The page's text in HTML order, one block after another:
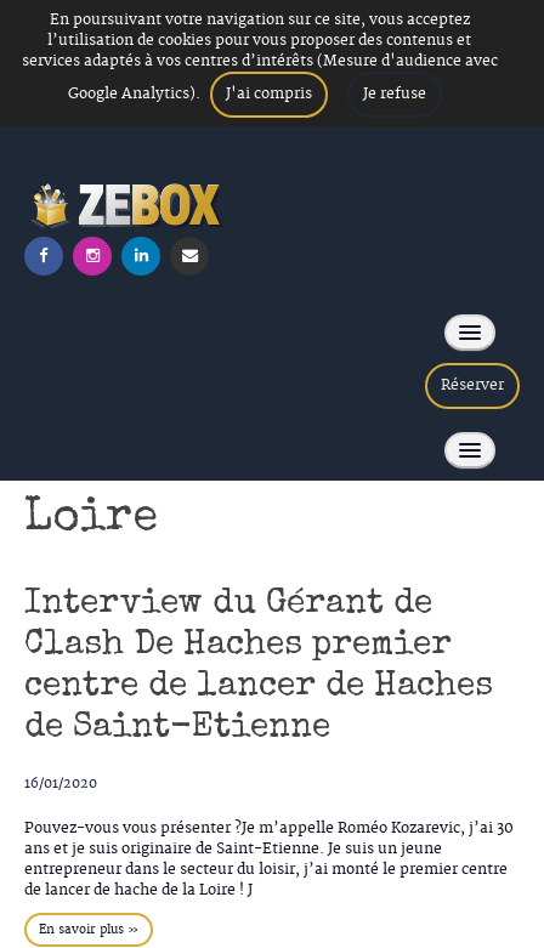
En poursuivant votre navigation sur ce site, vous acceptez
l’utilisation de cookies pour vous proposer des contenus et
services adaptés à vos centres d’intérêts (Mesure d'audience avec
Google Analytics).
J'ai compris Je refuse
Réserver
ACCUEIL
ÉVÉNEMENTS
RÉSERVER MA CIBLE
ACTUALITÉS
Loire
Interview du Gérant de
Clash De Haches premier
centre de lancer de Haches
de Saint-Etienne
16/01/2020
Pouvez-vous vous présenter ?Je m’appelle Roméo Kozarevic, j’ai 30
ans et je suis originaire de Saint-Etienne. Je suis un jeune
entrepreneur dans le secteur du loisir, j’ai monté le premier centre
de lancer de hache de la Loire ! J
En savoir plus »